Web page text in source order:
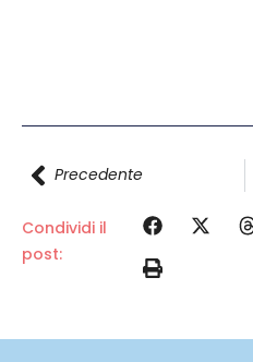
Precedente
Condividi il
post: